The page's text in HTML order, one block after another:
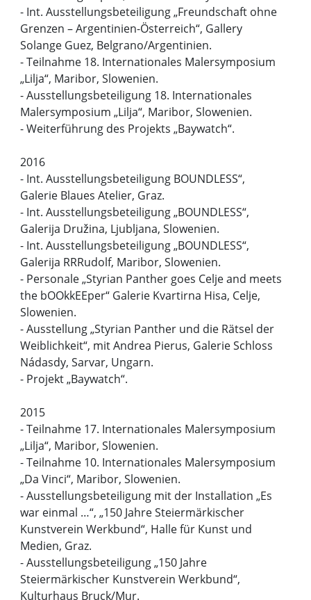
- Int. Ausstellungsbeteiligung „Freundschaft ohne
Grenzen – Argentinien-Österreich“, Gallery
Solange Guez, Belgrano/Argentinien.
- Teilnahme 18. Internationales Malersymposium
„Lilja“, Maribor, Slowenien.
- Ausstellungsbeteiligung 18. Internationales
Malersymposium „Lilja“, Maribor, Slowenien.
- Weiterführung des Projekts „Baywatch“.
2016
- Int. Ausstellungsbeteiligung BOUNDLESS“,
Galerie Blaues Atelier, Graz.
- Int. Ausstellungsbeteiligung „BOUNDLESS“,
Galerija Družina, Ljubljana, Slowenien.
- Int. Ausstellungsbeteiligung „BOUNDLESS“,
Galerija RRRudolf, Maribor, Slowenien.
- Personale „Styrian Panther goes Celje and meets
the bOOkkEEper“ Galerie Kvartirna Hisa, Celje,
Slowenien.
- Ausstellung „Styrian Panther und die Rätsel der
Weiblichkeit“, mit Andrea Pierus, Galerie Schloss
Nádasdy, Sarvar, Ungarn.
- Projekt „Baywatch“.
2015
- Teilnahme 17. Internationales Malersymposium
„Lilja“, Maribor, Slowenien.
- Teilnahme 10. Internationales Malersymposium
„Da Vinci“, Maribor, Slowenien.
- Ausstellungsbeteiligung mit der Installation „Es
war einmal …“, „150 Jahre Steiermärkischer
Kunstverein Werkbund“, Halle für Kunst und
Medien, Graz.
- Ausstellungsbeteiligung „150 Jahre
Steiermärkischer Kunstverein Werkbund“,
Kulturhaus Bruck/Mur.